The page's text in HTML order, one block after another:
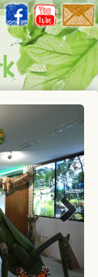
Next